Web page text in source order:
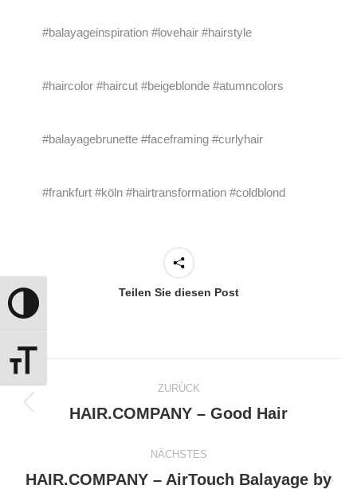
Umschalten auf hohe Kontraste
Schrift vergrößern
#balayageinspiration #lovehair #hairstyle
#haircolor #haircut #beigeblonde #atumncolors
#balayagebrunette #faceframing #curlyhair
#frankfurt #köln #hairtransformation #coldblond
Teilen Sie diesen Post
Kommentarnavigation
ZURÜCK
Vorheriger
HAIR.COMPANY – Good Hair
NÄCHSTES
HAIR.COMPANY – AirTouch Balayage by